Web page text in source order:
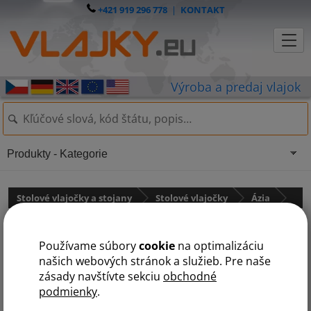
Používame súborycookie na optimalizáciu
našich webových stránok a služieb. Pre naše
zásady navštívte sekciu obchodné
podmienky.
+421 919 296 778| KONTAKT
Stolové vlajočky a stojany Stolové vlajočky Ázia
Produkty - Kategorie